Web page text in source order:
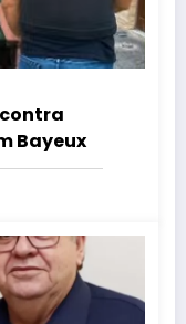
Bayeux